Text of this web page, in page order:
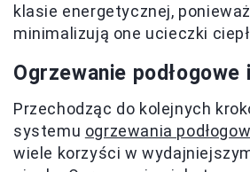
klasie energetycznej,
minimalizują one ucieczki
Ogrzewanie
Przechodząc do kolejnych
systemu ogrzewania
wiele korzyści w